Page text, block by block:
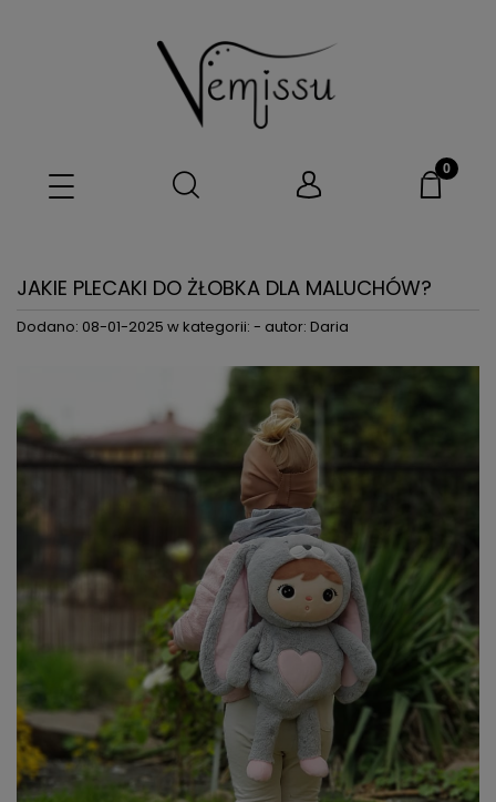
JAKIE PLECAKI DO ŻŁOBKA DLA MALUCHÓW?
Dodano: 08-01-2025 w kategorii: - autor: Daria